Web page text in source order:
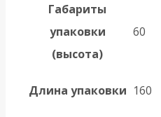
Габариты
упаковки
(высота)
60
Длина упаковки 160